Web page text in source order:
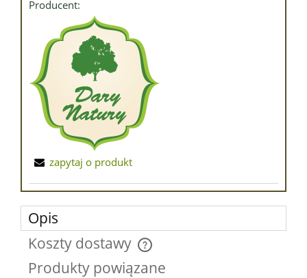
Producent:
zapytaj o produkt
Opis
Koszty dostawy
Cena nie zawiera ewentualnych kosztów płatności
Produkty powiązane